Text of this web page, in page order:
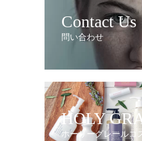
Contact Us
問い合わせ
HOLY
ホーリーグレールコ